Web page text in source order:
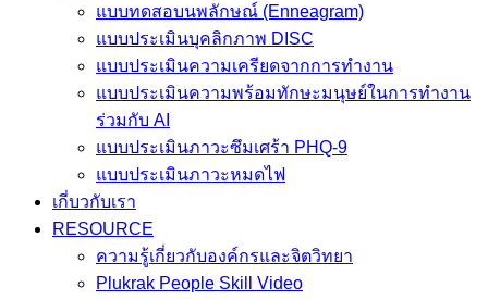
แบบทดสอบนพลักษณ์ (Enneagram)
แบบประเมินบุคลิกภาพ DISC
แบบประเมินความเครียดจากการทำงาน
แบบประเมินความพร้อมทักษะมนุษย์ในการทำงาน
ร่วมกับ AI
แบบประเมินภาวะซึมเศร้า PHQ-9
แบบประเมินภาวะหมดไฟ
เกี่บวกับเรา
RESOURCE
ความรู้เกี่ยวกับองค์กรและจิตวิทยา
Plukrak People Skill Video